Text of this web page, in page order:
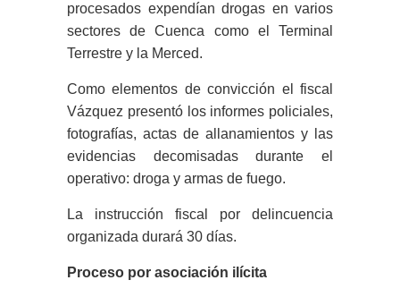
procesados expendían drogas en varios
sectores de Cuenca como el Terminal
Terrestre y la Merced.
Como elementos de convicción el fiscal
Vázquez presentó los informes policiales,
fotografías, actas de allanamientos y las
evidencias decomisadas durante el
operativo: droga y armas de fuego.
La instrucción fiscal por delincuencia
organizada durará 30 días.
Proceso por asociación ilícita